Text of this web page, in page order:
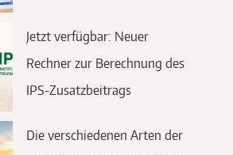
Jetzt verfügbar: Neuer
Rechner zur Berechnung des
IPS-Zusatzbeitrags
Die verschiedenen Arten der